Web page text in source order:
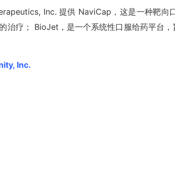
Inc. 提供 NaviCap，这是一种靶向
治疗； BioJet，是一个系统性口服给药平台
Inc.